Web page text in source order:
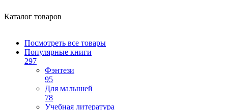
Каталог товаров
Посмотреть все товары
Популярные книги
297
Фэнтези
95
Для малышей
78
Учебная литература